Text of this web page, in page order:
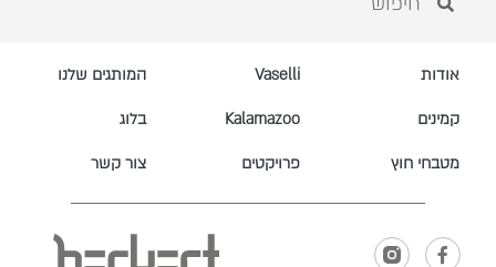
אודות
קמינים
מטבחי חוץ
Vaselli
Kalamazoo
פרויקטים
המותגים שלנו
בלוג
צור קשר